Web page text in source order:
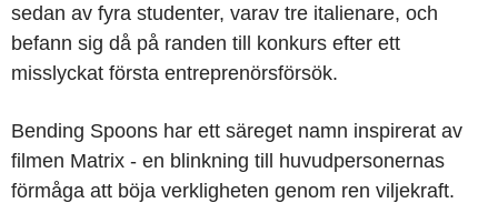
sedan av fyra studenter, varav tre italienare, och
befann sig då på randen till konkurs efter ett
misslyckat första entreprenörsförsök.
Bending Spoons har ett säreget namn inspirerat av
filmen Matrix - en blinkning till huvudpersonernas
förmåga att böja verkligheten genom ren viljekraft.